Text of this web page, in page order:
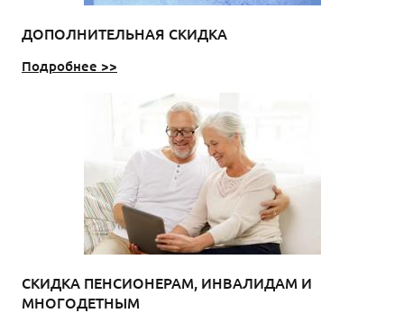
ДОПОЛНИТЕЛЬНАЯ СКИДКА
Подробнее >>
СКИДКА ПЕНСИОНЕРАМ, ИНВАЛИДАМ И
МНОГОДЕТНЫМ